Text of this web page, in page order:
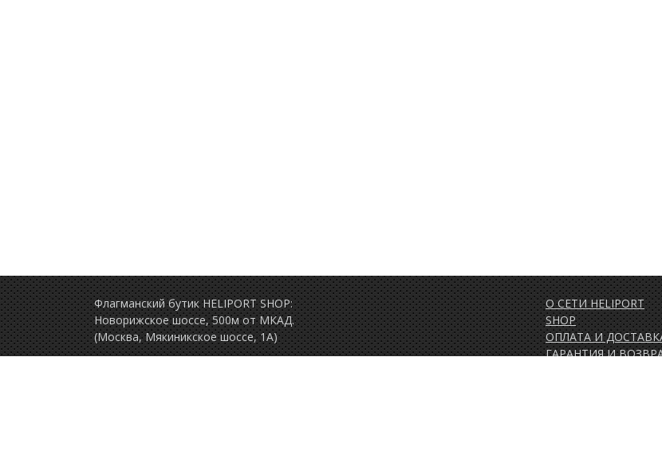
Флагманский бутик HELIPORT SHOP:
Новорижское шоссе, 500м от МКАД.
(Москва, Мякиникское шоссе, 1А)
О СЕТИ HELIPORT
SHOP
ОПЛАТА И
ГАРАНТИЯ И